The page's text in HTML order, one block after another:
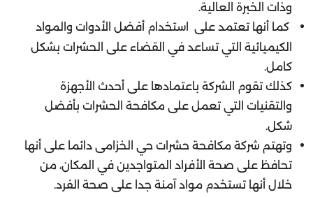
وذات الخبرة العالية.
كما أنها تعتمد على استخدام أفضل الأدوات والمواد
الكيميائية التي تساعد في القضاء على الحشرات بشكل
كامل.
كذلك تقوم الشركة باعتمادها على أحدث الأجهزة
والتقنيات التي تعمل على مكافحة الحشرات بأفضل
شكل.
وتهتم شركة مكافحة حشرات حي الخزامى دائما على أنها
تحافظ على صحة الأفراد المتواجدين في المكان، من
خلال أنها تستخدم مواد آمنة جدا على صحة الفرد.